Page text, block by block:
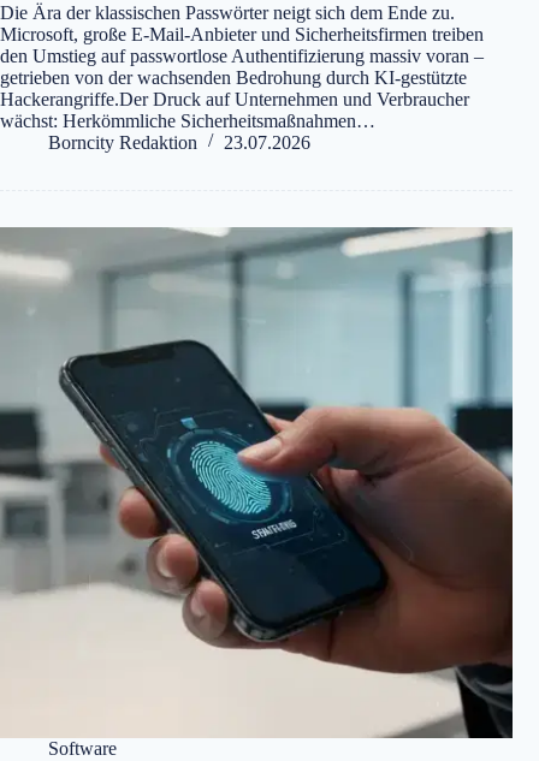
Die Ära der klassischen Passwörter neigt sich dem Ende zu.
Microsoft, große E-Mail-Anbieter und Sicherheitsfirmen treiben
den Umstieg auf passwortlose Authentifizierung massiv voran –
getrieben von der wachsenden Bedrohung durch KI-gestützte
Hackerangriffe.Der Druck auf Unternehmen und Verbraucher
wächst: Herkömmliche Sicherheitsmaßnahmen…
Borncity Redaktion
23.07.2026
Software